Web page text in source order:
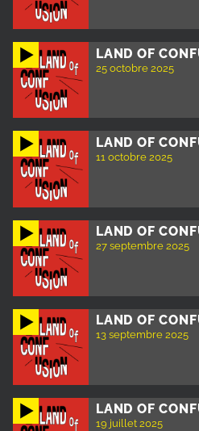
LAND OF
25 octobre 2025
LAND OF
11 octobre 2025
LAND OF
27 septembre 2025
LAND OF
13 septembre 2025
LAND OF
19 juillet 2025